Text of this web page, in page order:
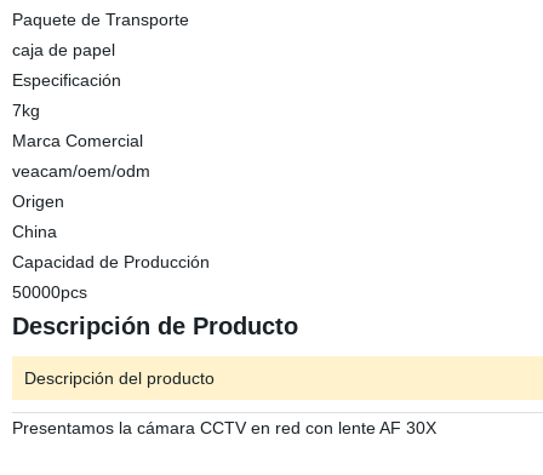
Paquete de Transporte
caja de papel
Especificación
7kg
Marca Comercial
veacam/oem/odm
Origen
China
Capacidad de Producción
50000pcs
Descripción de Producto
Descripción del producto
Presentamos la cámara CCTV en red con lente AF 30X